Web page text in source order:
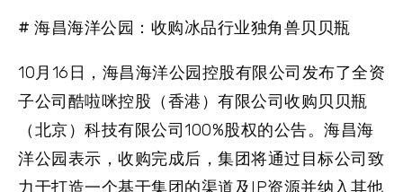
# 海昌海洋公园：收购冰品行业独角兽贝贝瓶
10月16日，海昌海洋公园控股有限公司发布了全资
子公司酷啦咪控股（香港）有限公司收购贝贝瓶
（北京）科技有限公司100%股权的公告。海昌海
洋公园表示，收购完成后，集团将通过目标公司致
力于打造一个基于集团的渠道及IP资源并纳入其他